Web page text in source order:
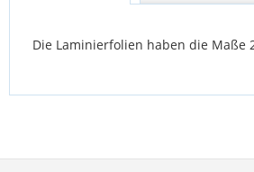
Die Laminierfolien haben die Maße